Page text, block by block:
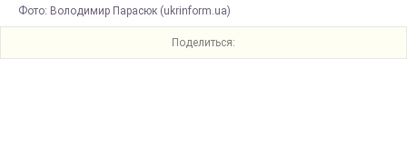
Фото: Володимир Парасюк (ukrinform.ua)
Поделиться: